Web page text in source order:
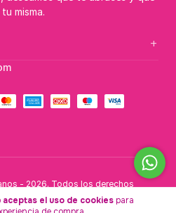
aceptas el uso de cookiespara
misma.
+
- 2026. Todos los derechos